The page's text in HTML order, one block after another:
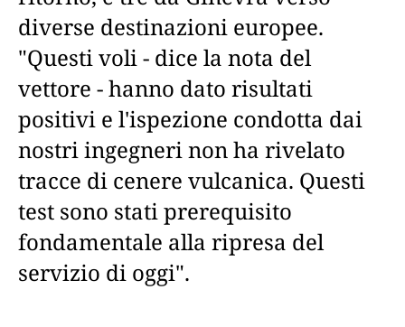
diverse destinazioni europee.
"Questi voli - dice la nota del
vettore - hanno dato risultati
positivi e l'ispezione condotta dai
nostri ingegneri non ha rivelato
tracce di cenere vulcanica. Questi
test sono stati prerequisito
fondamentale alla ripresa del
servizio di oggi".